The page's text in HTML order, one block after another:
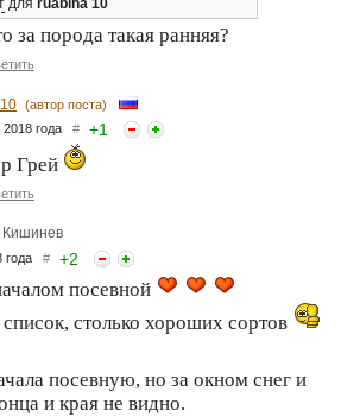
для ruabiha 10
за порода такая ранняя?
(автор поста)
2018 года # +1
Грей
Кишинев
года # +2
посевной
столько хороших сортов
посевную, но за окном снег и
и края не видно.